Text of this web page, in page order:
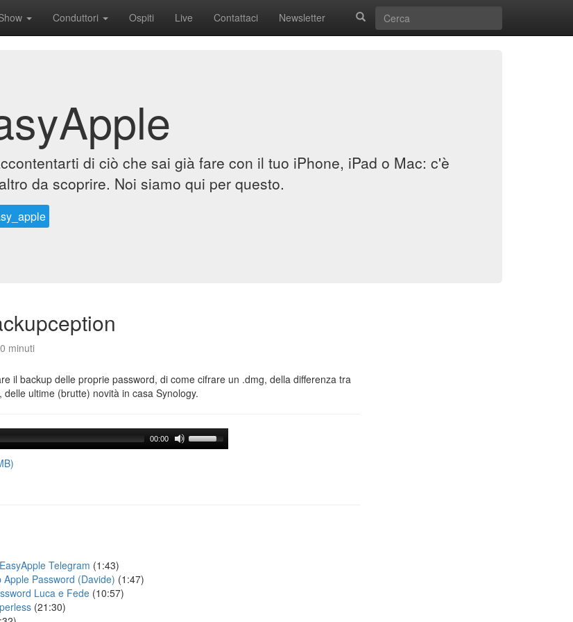
Conduttori Ospiti Live Contattaci Newsletter
di ciò che sai già fare con il tuo iPhone, iPad o Mac: c'è
da scoprire. Noi siamo qui per questo.
minuti
il backup delle proprie password, di come cifrare un .dmg, della differenza tra
delle ultime (brutte) novità in casa Synology.
00:00
Telegram (1:43)
Apple Password (Davide) (1:47)
Luca e Fede (10:57)
(21:30)